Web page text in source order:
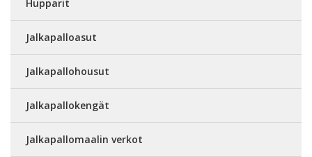
Hupparit
Jalkapalloasut
Jalkapallohousut
Jalkapallokengät
Jalkapallomaalin verkot